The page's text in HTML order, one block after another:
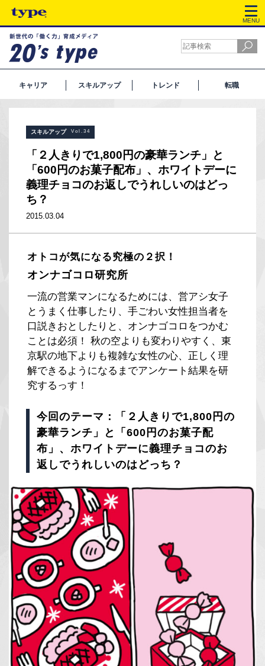
MENU
キャリア スキルアップ トレンド 転職
スキルアップ Vol.34
「２人きりで1,800円の豪華ランチ」と
「600円のお菓子配布」、ホワイトデーに
義理チョコのお返しでうれしいのはどっ
ち？
2015.03.04
オトコが気になる究極の２択！
オンナゴコロ研究所
一流の営業マンになるためには、営アシ女子
とうまく仕事したり、手ごわい女性担当者を
口説きおとしたりと、オンナゴコロをつかむ
ことは必須！ 秋の空よりも変わりやすく、東
京駅の地下よりも複雑な女性の心、正しく理
解できるようになるまでアンケート結果を研
究するっす！
今回のテーマ：「２人きりで1,800円の
豪華ランチ」と「600円のお菓子配
布」、ホワイトデーに義理チョコのお
返しでうれしいのはどっち？